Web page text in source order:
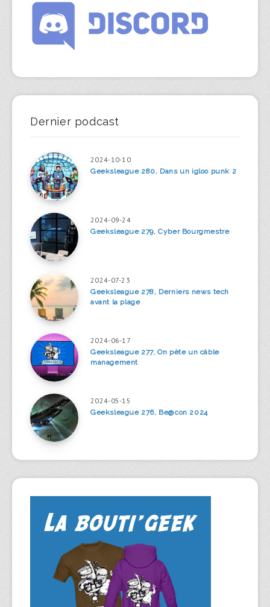
Dernier podcast
2024-10-10
Geeksleague 280, Dans un igloo punk 2
2024-09-24
Geeksleague 279, Cyber Bourgmestre
2024-07-23
Geeksleague 278, Derniers news tech
avant la plage
2024-06-17
Geeksleague 277, On pète un câble
management
2024-05-15
Geeksleague 276, Be@con 2024